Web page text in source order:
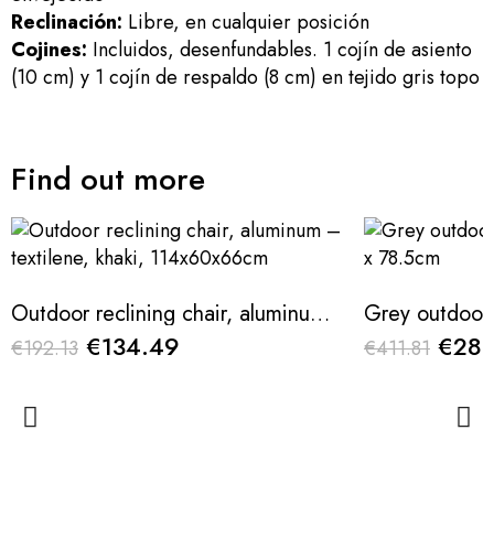
Reclinación: Libre, en cualquier posición
Cojines: Incluidos, desenfundables. 1 cojín de asiento
(10 cm) y 1 cojín de respaldo (8 cm) en tejido gris topo
Find out more
Outdoor reclining chair, aluminum – textilene, khaki, 114x60x66cm
€192.13 €134.49 €411.81